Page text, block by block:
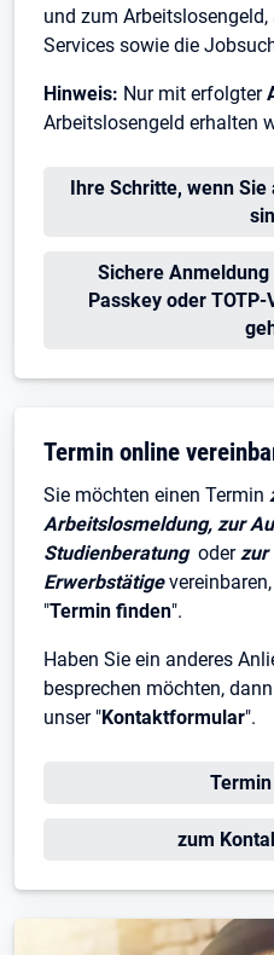
und zum
Services sowie die
Hinweis: Nur mit erfolgter
Arbeitslosengeld erhalten
Öffnet in neuem Tab
Ihre Schritte, wenn
Öffnet in neuem Tab
Sichere
Passkey oder
Termin online
Sie möchten einen Termin
Arbeitslosmeldung, zur
Studienberatung oder zur
Erwerbstätige
"Termin finden".
Haben Sie ein anderes
besprechen möchten,
unser "Kontaktformular".
Öffnet
Öffnet in
zum